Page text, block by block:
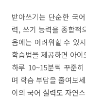
받아쓰기는 단순한 국
력, 쓰기 능력을 종합적
음에는 어려워할 수 있
학습법을 제공하면 아
하루 10~15분씩 꾸준
며 학습 부담을 줄여보
이의 국어 실력도 자연